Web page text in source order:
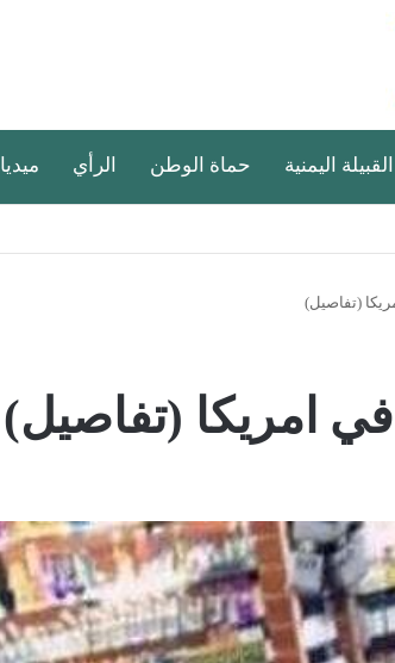
القبيلة اليمنية حماة الوطن الرأي ميديا
(تفاصيل)
امريكا (تفاصيل)